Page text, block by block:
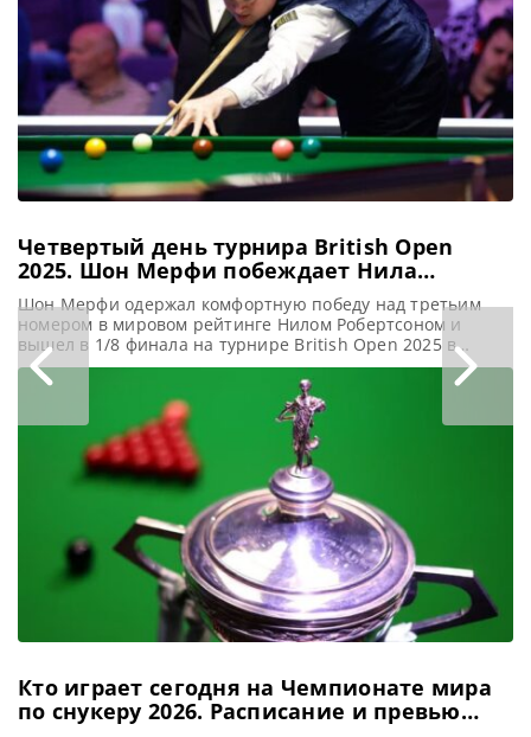
Четвертый день турнира British Open
2025. Шон Мерфи побеждает Нила
Робертсона в 1/8 финала
Шон Мерфи одержал комфортную победу над третьим
номером в мировом рейтинге Нилом Робертсоном и
вышел в 1/8 финала на турнире British Open 2025 в
Челтнеме, сообщает WST В четверг на турнире British
Open 2025 Нил Робертсон пережил неудачный день. Он
упустил возможность сделать свой юбилейный тысячный
сенчури и уступил Шону Мерфи со счетом 1-4. Робертсон
Кто играет сегодня на Чемпионате мира
по снукеру 2026. Расписание и превью